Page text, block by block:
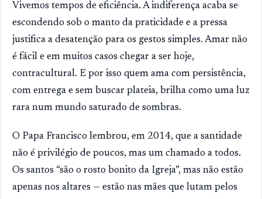
Vivemos tempos de eficiência. A indiferença acaba se
escondendo sob o manto da praticidade e a pressa
justifica a desatenção para os gestos simples. Amar não
é fácil e em muitos casos chegar a ser hoje,
contracultural. E por isso quem ama com persistência,
com entrega e sem buscar plateia, brilha como uma luz
rara num mundo saturado de sombras.
O Papa Francisco lembrou, em 2014, que a santidade
não é privilégio de poucos, mas um chamado a todos.
Os santos “são o rosto bonito da Igreja”, mas não estão
apenas nos altares — estão nas mães que lutam pelos